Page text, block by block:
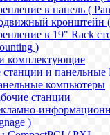
в панель (
кронштейн
в 19" Rack
)
комплектующие
станции и панельные
компьютеры
станции
)